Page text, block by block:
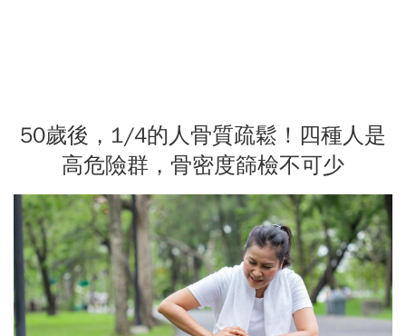
50歲後，1/4的人骨質疏鬆！四種人是
高危險群，骨密度篩檢不可少